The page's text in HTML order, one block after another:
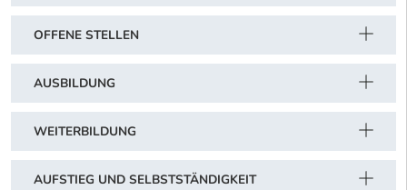
OFFENE STELLEN
AUSBILDUNG
WEITERBILDUNG
AUFSTIEG UND SELBSTSTÄNDIGKEIT